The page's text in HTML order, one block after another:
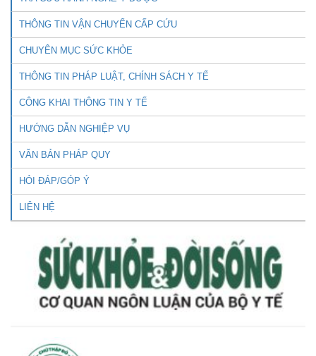
THÔNG TIN VẬN CHUYỂN CẤP CỨU
CHUYÊN MỤC SỨC KHỎE
THÔNG TIN PHÁP LUẬT, CHÍNH SÁCH Y TẾ
CÔNG KHAI THÔNG TIN Y TẾ
HƯỚNG DẪN NGHIỆP VỤ
VĂN BẢN PHÁP QUY
HỎI ĐÁP/GÓP Ý
LIÊN HỆ